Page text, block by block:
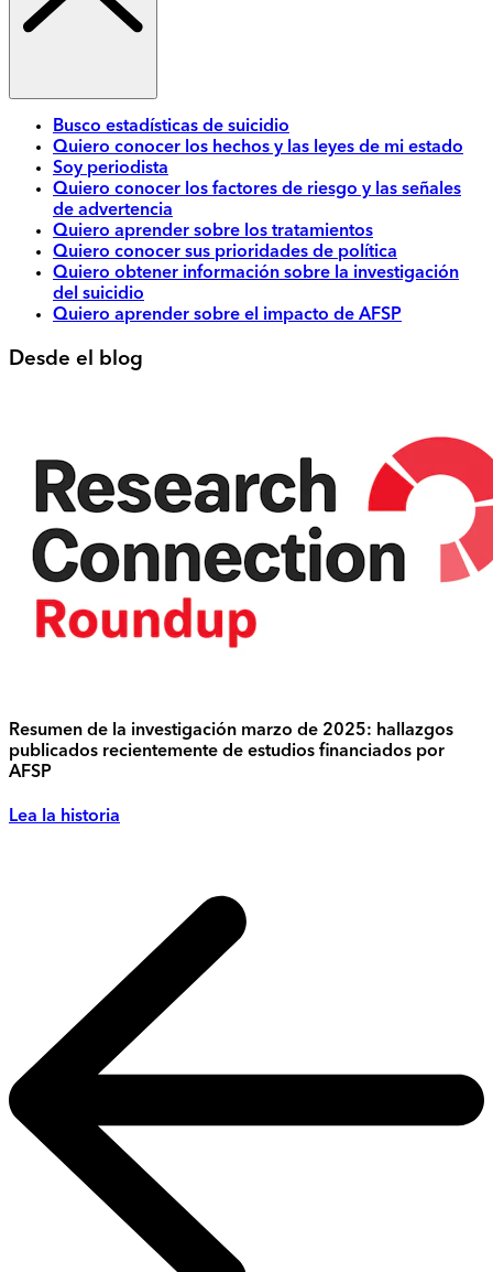
Busco estadísticas de suicidio
Quiero conocer los hechos y las leyes de mi estado
Soy periodista
Quiero conocer los factores de riesgo y las señales
de advertencia
Quiero aprender sobre los tratamientos
Quiero conocer sus prioridades de política
Quiero obtener información sobre la investigación
del suicidio
Quiero aprender sobre el impacto de AFSP
Desde el blog
Resumen de la investigación marzo de 2025: hallazgos
publicados recientemente de estudios financiados por
AFSP
Lea la historia